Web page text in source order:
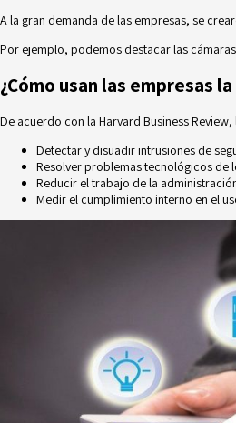
A la gran demanda de las empresas, se
Por ejemplo, podemos destacar las
¿Cómo usan las empresas la
De acuerdo con la Harvard Business Review,
Detectar y disuadir intrusiones de
Resolver problemas tecnológicos de
Reducir el trabajo de la
Medir el cumplimiento interno en el